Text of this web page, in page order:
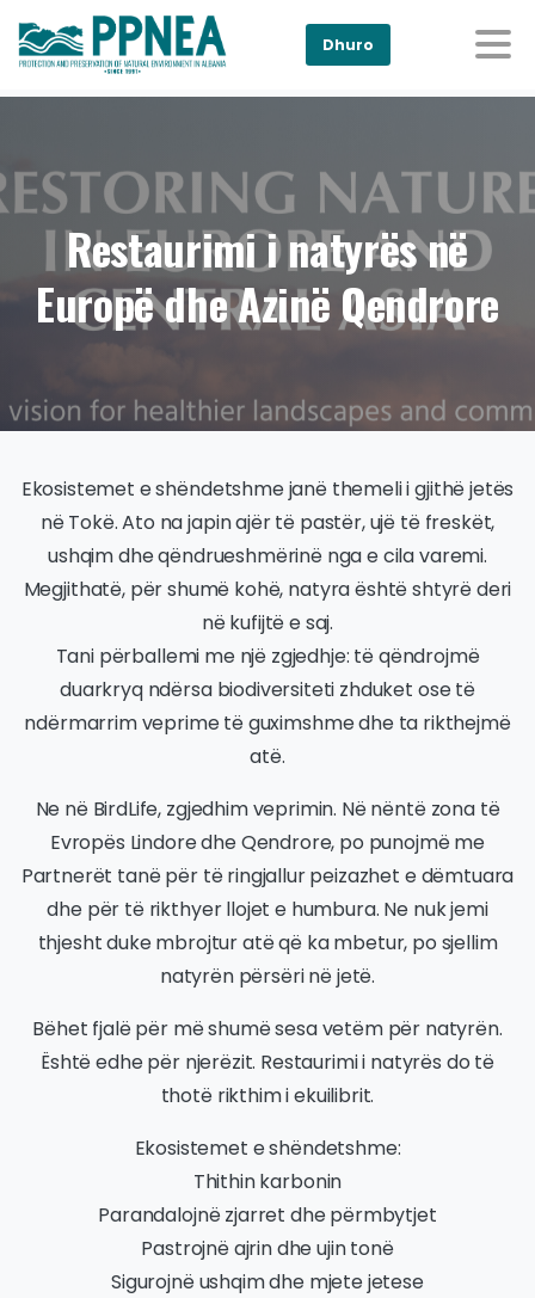
Dhuro
Restaurimi i natyrës në
Europë dhe Azinë Qendrore
Ekosistemet e shëndetshme janë themeli i gjithë jetës
në Tokë. Ato na japin ajër të pastër, ujë të freskët,
ushqim dhe qëndrueshmërinë nga e cila varemi.
Megjithatë, për shumë kohë, natyra është shtyrë deri
në kufijtë e saj.
Tani përballemi me një zgjedhje: të qëndrojmë
duarkryq ndërsa biodiversiteti zhduket ose të
ndërmarrim veprime të guximshme dhe ta rikthejmë
atë.
Ne në BirdLife, zgjedhim veprimin. Në nëntë zona të
Evropës Lindore dhe Qendrore, po punojmë me
Partnerët tanë për të ringjallur peizazhet e dëmtuara
dhe për të rikthyer llojet e humbura. Ne nuk jemi
thjesht duke mbrojtur atë që ka mbetur, po sjellim
natyrën përsëri në jetë.
Bëhet fjalë për më shumë sesa vetëm për natyrën.
Është edhe për njerëzit. Restaurimi i natyrës do të
thotë rikthim i ekuilibrit.
Ekosistemet e shëndetshme:
Thithin karbonin
Parandalojnë zjarret dhe përmbytjet
Pastrojnë ajrin dhe ujin tonë
Sigurojnë ushqim dhe mjete jetese